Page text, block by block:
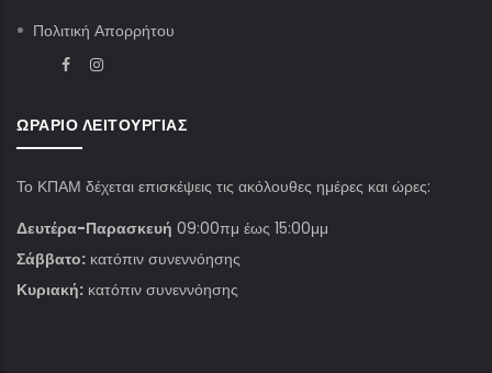
Πολιτική Απορρήτου
ΩΡΆΡΙΟ ΛΕΙΤΟΥΡΓΊΑΣ
Το ΚΠΑΜ δέχεται επισκέψεις τις ακόλουθες ημέρες και ώρες:
Δευτέρα-Παρασκευή 09:00πμ έως 15:00μμ
Σάββατο: κατόπιν συνεννόησης
Κυριακή: κατόπιν συνεννόησης